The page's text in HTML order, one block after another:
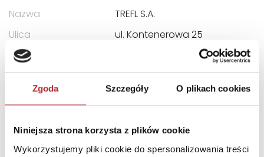
Zgoda Szczegóły O plikach cookies
Niniejsza strona korzysta z plików cookie
Wykorzystujemy pliki cookie do spersonalizowania treści
Nazwa
TREFL S.A.
Ulica
ul. Kontenerowa 25
Kod pocztowy
Miasto
Gdynia
E-mail
trefl@trefl.com
INNI KLIENCI KUPOWALI